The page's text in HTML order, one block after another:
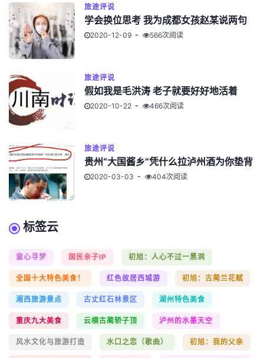
旅途评说
学会换位思考 我为成都女孩赵某说两句
2020-12-09 566次阅读
旅途评说
假如我是毛洪涛 老子就要好好地活着
2020-10-22 466次阅读
旅途评说
贵州“大国酱乡”凭什么拉泸州酒为你垫背
2020-03-03 404次阅读
标签云
童心寻梦 国民亲子IP 初旭：人心不过一黑洞
全国十大特色美食！ 红色故居西城游 初旭：古蔺兰花赋
湘西旅游景点 古丈红石林景区 湖州特色美食
重庆九大美食 云横古蔺轿子顶 泸州的水墨天空
风水文化与旅游打造 水口之恋（歌曲） 初旭：我的父亲